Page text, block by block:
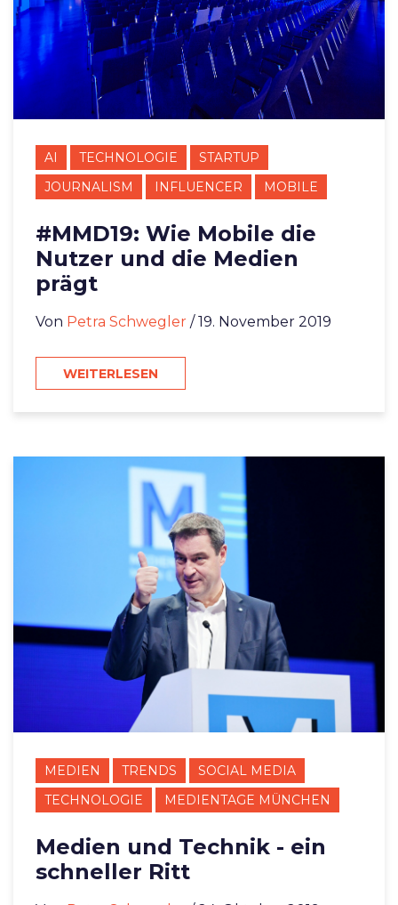
AI TECHNOLOGIE
STARTUP
JOURNALISM
INFLUENCER MOBILE
#MMD19: Wie Mobile die
Nutzer und die Medien
prägt
Von Petra Schwegler / 19. November 2019
WEITERLESEN
MEDIEN TRENDS
SOCIAL MEDIA
TECHNOLOGIE
MEDIENTAGE MÜNCHEN
Medien und Technik - ein
schneller Ritt